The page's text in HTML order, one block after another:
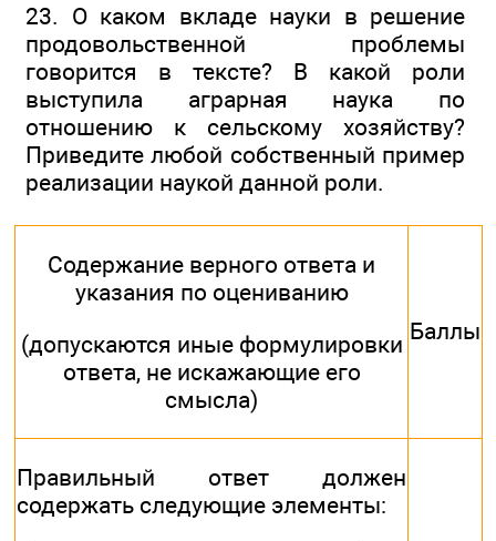
23. О каком вкладе науки в решение
продовольственной проблемы
говорится в тексте? В какой роли
выступила аграрная наука по
отношению к сельскому хозяйству?
Приведите любой собственный пример
реализации наукой данной роли.
Содержание верного ответа и
указания по оцениванию
(допускаются иные формулировки
ответа, не искажающие его
смысла)
Баллы
Правильный ответ должен
содержать следующие элементы: